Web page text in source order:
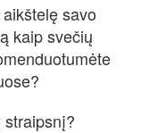
savo
kaip svečių